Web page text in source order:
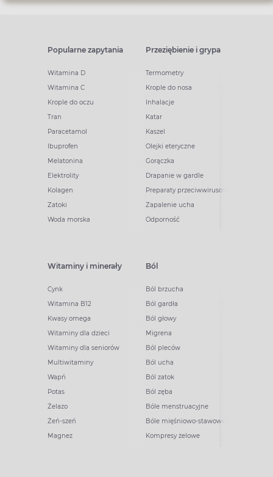
Popularne zapytania
Witamina D
Witamina C
Krople do oczu
Tran
Paracetamol
Ibuprofen
Melatonina
Elektrolity
Kolagen
Zatoki
Woda morska
Przeziębienie i grypa
Termometry
Krople do nosa
Inhalacje
Katar
Kaszel
Olejki eteryczne
Gorączka
Drapanie w gardle
Preparaty przeciwwirusowe
Zapalenie ucha
Odporność
Witaminy i minerały
Cynk
Witamina B12
Kwasy omega
Witaminy dla dzieci
Witaminy dla seniorów
Multiwitaminy
Wapń
Potas
Żelazo
Żeń-szeń
Magnez
Ból
Ból brzucha
Ból gardła
Ból głowy
Migrena
Ból pleców
Ból ucha
Ból zatok
Ból zęba
Bóle menstruacyjne
Bóle mięśniowo-stawowe
Kompresy żelowe